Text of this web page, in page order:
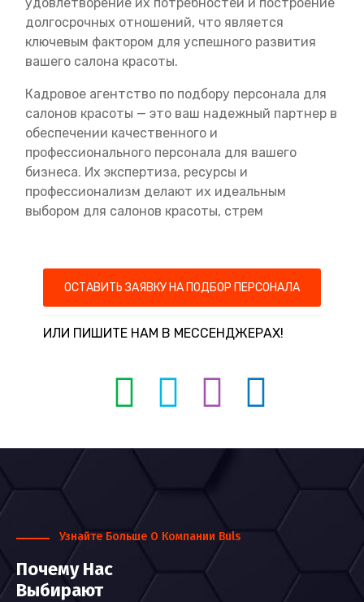
удовлетворение их потребностей и построение
долгосрочных отношений, что является
ключевым фактором для успешного развития
вашего салона красоты.
Кадровое агентство по подбору персонала для
салонов красоты — это ваш надежный партнер в
обеспечении качественного и
профессионального персонала для вашего
бизнеса. Их экспертиза, ресурсы и
профессионализм делают их идеальным
выбором для салонов красоты, стрем
ОСТАВИТЬ ЗАЯВКУ НА ПОДБОР ПЕРСОНАЛА
ИЛИ ПИШИТЕ НАМ В МЕССЕНДЖЕРАХ!
Узнайте Больше О Компании Buls
Почему Нас
Выбирают